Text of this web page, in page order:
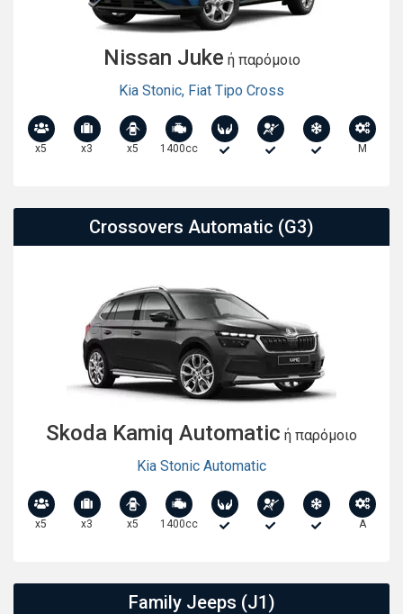
Nissan Juke ή παρόμοιο
Kia Stonic, Fiat Tipo Cross
x5 x3 x5 1400cc M
Crossovers Automatic (G3)
Skoda Kamiq Automatic ή παρόμοιο
Kia Stonic Automatic
x5 x3 x5 1400cc A
Family Jeeps (J1)